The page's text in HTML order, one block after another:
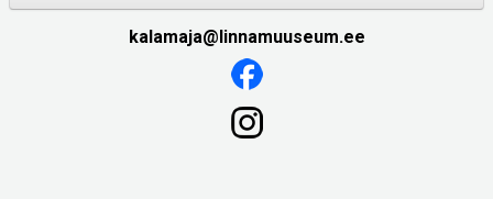
kalamaja@linnamuuseum.ee